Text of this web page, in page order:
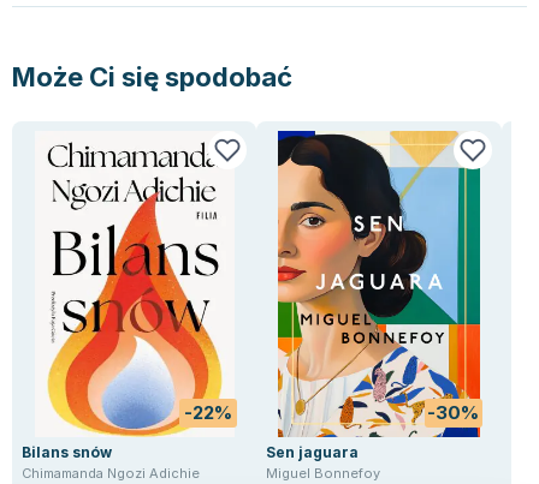
Może Ci się spodobać
-22%
Bilans snów
Chimamanda Ngozi Adichie
-30%
Sen jaguara
Miguel Bonnefoy